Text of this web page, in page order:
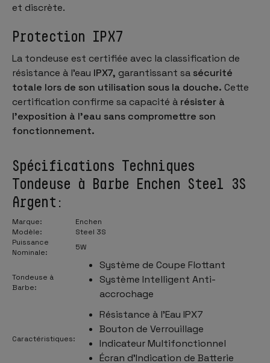
et discrète.
Protection IPX7
La tondeuse est certifiée avec la classification de
résistance à l'eau IPX7, garantissant sa sécurité
totale lors de son utilisation sous la douche. Cette
certification confirme sa capacité à résister à
l'exposition à l'eau sans compromettre son
fonctionnement.
Spécifications Techniques
Tondeuse à Barbe Enchen Steel 3S
Argent:
Marque:
Enchen
Modèle:
Steel 3S
Puissance
Nominale:
5W
Tondeuse à
Barbe:
Système de Coupe Flottant
Système Intelligent Anti-
accrochage
Caractéristiques:
Résistance à l'Eau IPX7
Bouton de Verrouillage
Indicateur Multifonctionnel
Écran d'Indication de Batterie